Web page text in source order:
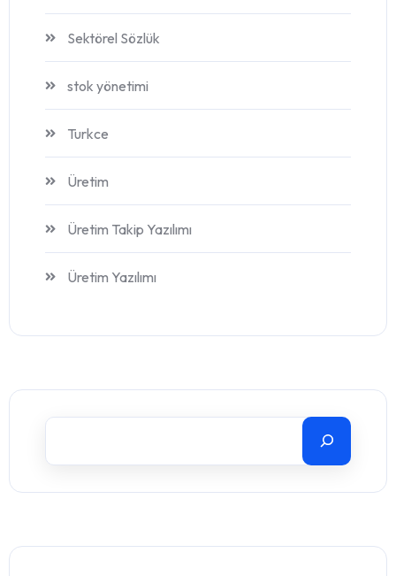
Sektörel Sözlük
stok yönetimi
Turkce
Üretim
Üretim Takip Yazılımı
Üretim Yazılımı